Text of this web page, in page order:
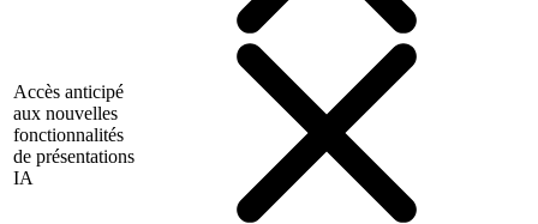
Accès anticipé
aux nouvelles
fonctionnalités
de présentations
IA